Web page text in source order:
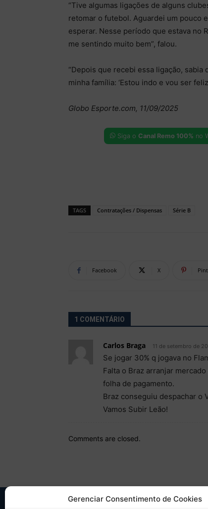
Gerenciar Consentimento de Cookies
“Tive algumas ligações de alguns
retomar o futebol. Aguardei um pouco
esperar. Nesse período que estava no
me sentindo muito bem”, falou.
“Depois que recebi essa ligação, sabia
minha família: ‘Estou indo e vou ser
Globo Esporte.com, 11/09/2025
Siga o Canal Remo 100% no
TAGS Contratações / Dispensas Série B
Facebook X
1 COMENTÁRIO
Carlos Braga 11 de setembro de
Se jogar 30% q jogava no
Falta o Braz arranjar
folha de pagamento.
Braz conseguiu despachar o
Vamos Subir Leão!
Comments are closed.